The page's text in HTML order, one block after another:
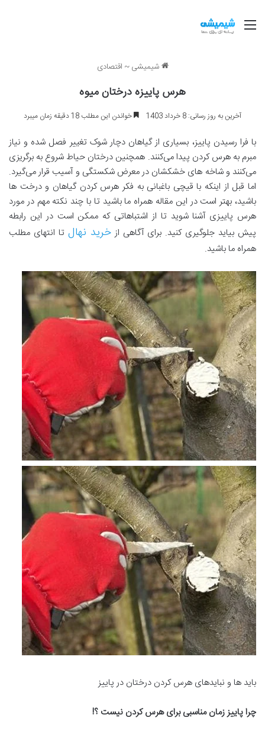
منو
شیمیشی ~ اقتصادی
هرس پاییزه درختان میوه
آخرین به روز رسانی: 8 خرداد 1403 خواندن این مطلب 18 دقیقه زمان میبرد
با فرا رسیدن پاییز، بسیاری از گیاهان دچار شوک تغییر فصل شده و نیاز
مبرم به هرس کردن پیدا می‌کنند. همچنین درختان حیاط شروع به برگریزی
می‌کنند و شاخه های خشکشان در معرض شکستگی و آسیب قرار می‌گیرد.
اما قبل از اینکه با قیچی باغبانی به فکر هرس کردن گیاهان و درخت ها
باشید، بهتر است در این مقاله همراه ما باشید تا با چند نکته مهم در مورد
هرس پاییزی آشنا شوید تا از اشتباهاتی که ممکن است در این رابطه
پیش بیاید جلوگیری کنید. برای آگاهی از خرید نهال تا انتهای مطلب
همراه ما باشید.
باید ها و نبایدهای هرس کردن درختان در پاییز
چرا پاییز زمان مناسبی برای هرس کردن نیست ؟!